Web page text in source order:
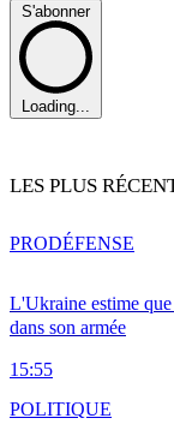
S'abonner
Loading...
LES PLUS
L'Ukraine estime
dans son armée
15:55
PRODÉFENSE
POLITIQUE